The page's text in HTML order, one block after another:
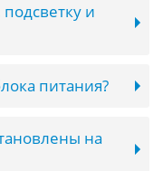
и
питания?
на